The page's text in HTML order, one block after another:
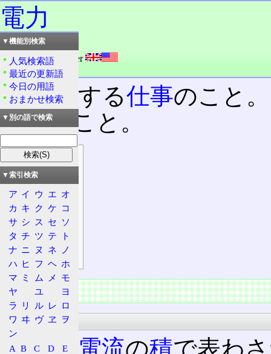
電力
読み：でんりょく
外語：electric power
品詞：名詞
電流がする仕事のこと。
の量のこと。
目次
概要
定義
計算方法
特徴
契約
電力
概要
定義
電圧と 電流の積で表わ
▼機能別検索
人気検索語
最近の更新語
今日の用語
おまかせ検索
▼別の語で検索
▼索引検索
ア イ ウ エ オ
カ キ ク ケ コ
サ シ ス セ ソ
タ チ ツ テ
ト
ナ ニ ヌ ネ
ノ
ハ ヒ フ ヘ ホ
マ ミ ム メ
モ
ヤ
ユ
ヨ
ラ
リ ル レ ロ
ワ ヰ ヴ ヱ
ヲ
ン
A B C D
E